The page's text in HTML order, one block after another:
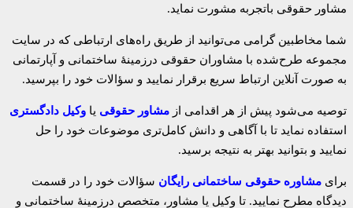
مشاور حقوقی باتجربه مشورت نماید.
شما مخاطبین گرامی می‌توانید از طریق راه‌های ارتباطی که در سایت
مجموعه طرح‌شده با مشاوران حقوقی درزمینهٔ ساختمانی و آپارتمانی
به صورت آنلاین ارتباط سریع برقرار نمایید و سؤالات خود را بپرسید.
توصیه می‌شود پیش از هر اقدامی از مشاور حقوقی یا وکیل دادگستری
استفاده نماید تا با آگاهی و دانش کامل‌تری موضوعات خود را حل
نمایید و بتوانید بهتر به نتیجه برسید.
برای مشاوره حقوقی ساختمانی رایگان سؤالات خود را در قسمت
دیدگاه مطرح نمایید. تا وکیل یا مشاور، متخصص درزمینهٔ ساختمانی و